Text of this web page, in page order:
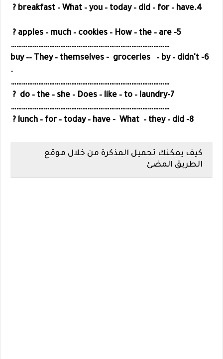
4.breakfast – What – you – today – did – for – have ?
5- apples – much – cookies – How – the – are ?
……………………………………………………………………………
6- buy –– They – themselves - groceries – by – didn't
.
……………………………………………………………………………
7-do – the – she – Does – like – to – laundry ?
……………………………………………………………………………
8- lunch – for – today – have - What – they
– did ?
كيف يمكنك تحميل المذكرة من خلال موقع
الطريق المضئ